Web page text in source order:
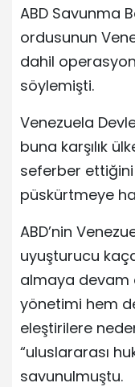
ABD Savunma
ordusunun
dahil
söylemişti.
Venezuela
buna karşılık
seferber ettiğini
püskürtmeye
ABD’nin
uyuşturucu
almaya devam
yönetimi hem
eleştirilere
“uluslararası
savunulmuştu.